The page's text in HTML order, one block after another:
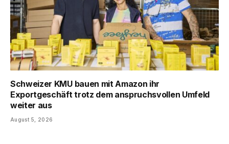
Schweizer KMU bauen mit Amazon ihr
Exportgeschäft trotz dem anspruchsvollen Umfeld
weiter aus
August 5, 2026